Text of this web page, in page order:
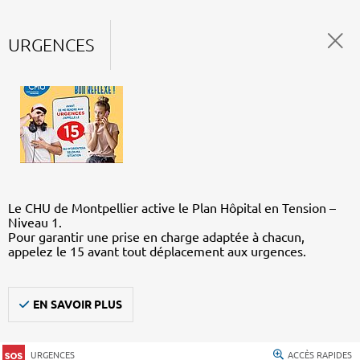
URGENCES
Le CHU de Montpellier active le Plan Hôpital en Tension –
Niveau 1.
Pour garantir une prise en charge adaptée à chacun,
appelez le 15 avant tout déplacement aux urgences.
EN SAVOIR PLUS
URGENCES ACCÈS RAPIDES